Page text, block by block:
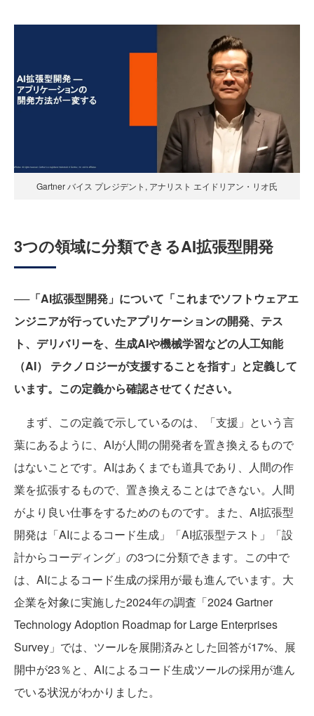
Gartner バイス プレジデント, アナリスト エイドリアン・リオ氏
3つの領域に分類できるAI拡張型開発
──「AI拡張型開発」について「これまでソフトウェアエ
ンジニアが行っていたアプリケーションの開発、テス
ト、デリバリーを、生成AIや機械学習などの人工知能
（AI） テクノロジーが支援することを指す」と定義して
います。この定義から確認させてください。
まず、この定義で示しているのは、「支援」という言
葉にあるように、AIが人間の開発者を置き換えるもので
はないことです。AIはあくまでも道具であり、人間の作
業を拡張するもので、置き換えることはできない。人間
がより良い仕事をするためのものです。また、AI拡張型
開発は「AIによるコード生成」「AI拡張型テスト」「設
計からコーディング」の3つに分類できます。この中で
は、AIによるコード生成の採用が最も進んでいます。大
企業を対象に実施した2024年の調査「2024 Gartner
Technology Adoption Roadmap for Large Enterprises
Survey」では、ツールを展開済みとした回答が17%、展
開中が23％と、AIによるコード生成ツールの採用が進ん
でいる状況がわかりました。